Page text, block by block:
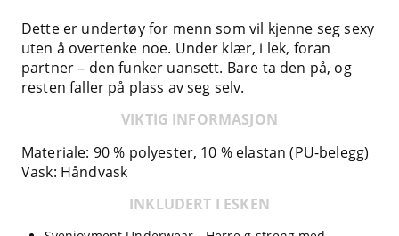
Dette er undertøy for menn som vil kjenne seg sexy
uten å overtenke noe. Under klær, i lek, foran
partner – den funker uansett. Bare ta den på, og
resten faller på plass av seg selv.
VIKTIG INFORMASJON
Materiale: 90 % polyester, 10 % elastan (PU-belegg)
Vask: Håndvask
INKLUDERT I ESKEN